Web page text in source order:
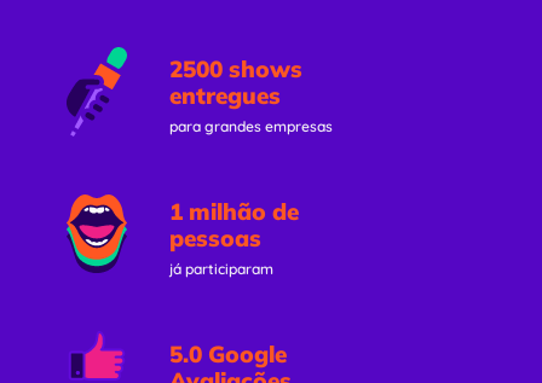
2500 shows
entregues
para grandes empresas
1 milhão de
pessoas
já participaram
5.0 Google